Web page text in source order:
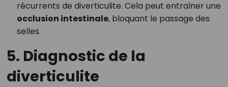
récurrents de diverticulite. Cela peut entraîner une
occlusion intestinale, bloquant le passage des
selles.
5. Diagnostic de la
diverticulite